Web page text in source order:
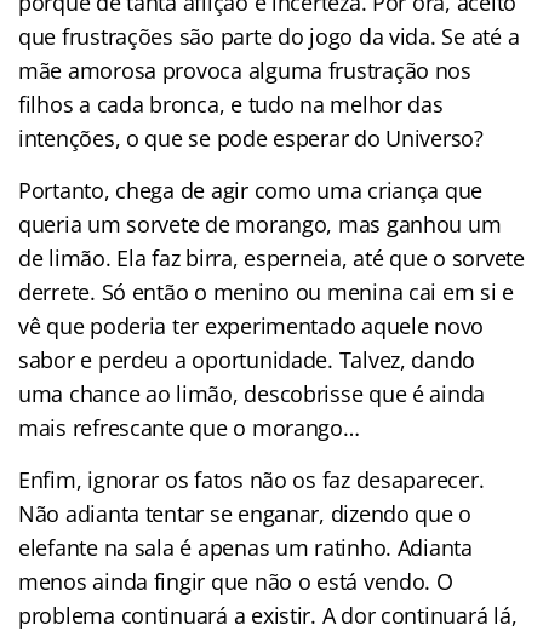
que frustrações são parte do jogo da vida. Se até a
mãe amorosa provoca alguma frustração nos
filhos a cada bronca, e tudo na melhor das
intenções, o que se pode esperar do Universo?
Portanto, chega de agir como uma criança que
queria um sorvete de morango, mas ganhou um
de limão. Ela faz birra, esperneia, até que o sorvete
derrete. Só então o menino ou menina cai em si e
vê que poderia ter experimentado aquele novo
sabor e perdeu a oportunidade. Talvez, dando
uma chance ao limão, descobrisse que é ainda
mais refrescante que o morango…
Enfim, ignorar os fatos não os faz desaparecer.
Não adianta tentar se enganar, dizendo que o
elefante na sala é apenas um ratinho. Adianta
menos ainda fingir que não o está vendo. O
problema continuará a existir. A dor continuará lá,